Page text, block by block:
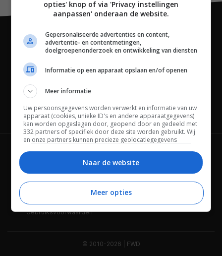
Channels
Wie is FWD Privacybeleid
Adverteren Contact
Gebruiksvoorwaarden
© 2010-2026 | FWD
opties' knop of via 'Privacy instellingen
aanpassen' onderaan de website.
Gepersonaliseerde advertenties en content,
advertentie- en contentmetingen,
doelgroepenonderzoek en ontwikkeling van diensten
Informatie op een apparaat opslaan en/of openen
Meer informatie
Uw persoonsgegevens worden verwerkt en informatie van uw
apparaat (cookies, unieke ID's en andere apparaatgegevens)
kan worden opgeslagen door, geopend door en gedeeld met
332 partners of specifiek door deze site worden gebruikt. Wij
en onze partners kunnen precieze geolocatiegegevens
Bepaalde leveranciers kunnen uw persoonsgegevens
beheren. Zoek onderaan deze pagina of in het sitemenu naar
een link om uw toestemming te beheren of in te trekken via de
privacy- en cookie-instellingen.
Naar de website
Meer opties